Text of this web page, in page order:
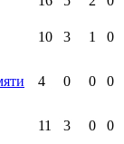
10 3 1
0
4 0 0 0
11 3 0
0